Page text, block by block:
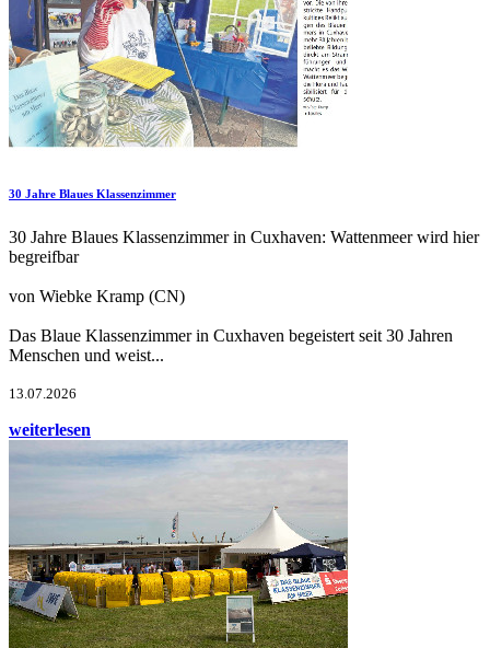
30 Jahre Blaues Klassenzimmer
30 Jahre Blaues Klassenzimmer in Cuxhaven: Wattenmeer wird hier
begreifbar
von Wiebke Kramp (CN)
Das Blaue Klassenzimmer in Cuxhaven begeistert seit 30 Jahren
Menschen und weist...
13.07.2026
weiterlesen